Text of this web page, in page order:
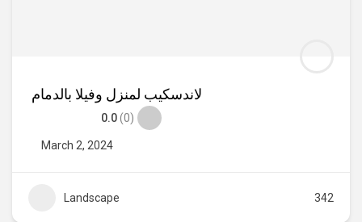
لاندسكيب لمنزل وفيلا بالدمام
0.0(0)
March 2, 2024
Landscape 342